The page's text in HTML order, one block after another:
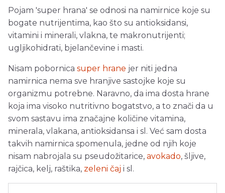
Pojam 'super hrana' se odnosi na namirnice koje su
bogate nutrijentima, kao što su antioksidansi,
vitamini i minerali, vlakna, te makronutrijenti;
ugljikohidrati, bjelančevine i masti.
Nisam pobornica super hrane jer niti jedna
namirnica nema sve hranjive sastojke koje su
organizmu potrebne. Naravno, da ima dosta hrane
koja ima visoko nutritivno bogatstvo, a to znači da u
svom sastavu ima značajne količine vitamina,
minerala, vlakana, antioksidansa i sl. Već sam dosta
takvih namirnica spomenula, jedne od njih koje
nisam nabrojala su pseudožitarice, avokado, šljive,
rajčica, kelj, raštika, zeleni čaj i sl.